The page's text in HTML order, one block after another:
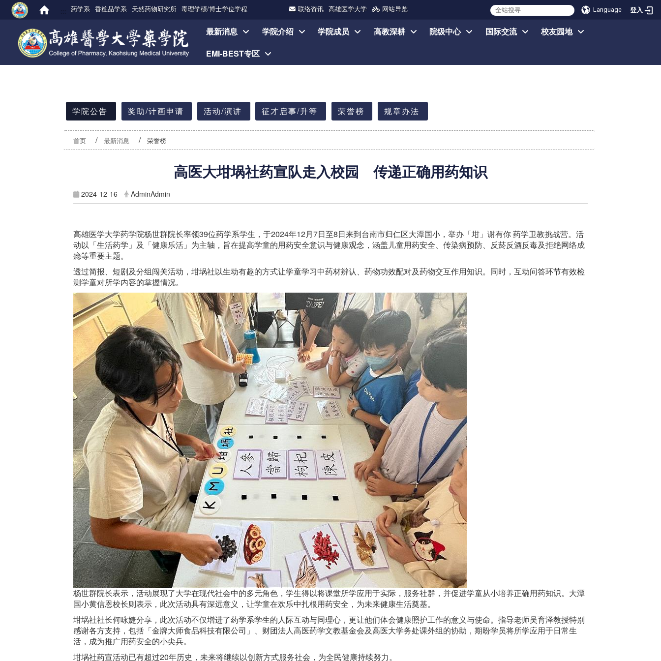
Language 登入
药学系 香粧品学系 天然药物研究所 毒理学硕/博士学位学程 联络资讯 高雄医学大学 网站导览
最新消息 学院介绍 学院成员 高教深耕 院级中心 国际交流
校友园地
EMI-BEST专区
学院公告
奖助/计画申请 活动/演讲 征才启事/升等 荣誉榜 规章办法
首页 最新消息 荣誉榜
高医大坩埚社药宣队走入校园 传递正确用药知识
2024-12-16 AdminAdmin
高雄医学大学药学院杨世群院长率领39位药学系学生，于2024年12月7日至8日来到台南市归仁区大潭国小，举办「坩」谢有你 药学卫教挑战营。活
动以「生活药学」及「健康乐活」为主轴，旨在提高学童的用药安全意识与健康观念，涵盖儿童用药安全、传染病预防、反菸反酒反毒及拒绝网络成
瘾等重要主题。
透过简报、短剧及分组闯关活动，坩埚社以生动有趣的方式让学童学习中药材辨认、药物功效配对及药物交互作用知识。同时，互动问答环节有效检
测学童对所学内容的掌握情况。
杨世群院长表示，活动展现了大学在现代社会中的多元角色，学生得以将课堂所学应用于实际，服务社群，并促进学童从小培养正确用药知识。大潭
国小黄信恩校长则表示，此次活动具有深远意义，让学童在欢乐中扎根用药安全，为未来健康生活奠基。
坩埚社社长何咏婕分享，此次活动不仅增进了药学系学生的人际互动与同理心，更让他们体会健康照护工作的意义与使命。指导老师吴育泽教授特别
感谢各方支持，包括「金牌大师食品科技有限公司」、财团法人高医药学文教基金会及高医大学务处课外组的协助，期盼学员将所学应用于日常生
活，成为推广用药安全的小尖兵。
坩埚社药宣活动已有超过20年历史，未来将继续以创新方式服务社会，为全民健康持续努力。